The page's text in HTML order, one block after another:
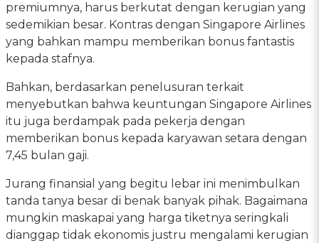
premiumnya, harus berkutat dengan kerugian yang
sedemikian besar. Kontras dengan Singapore Airlines
yang bahkan mampu memberikan bonus fantastis
kepada stafnya.
Bahkan, berdasarkan penelusuran terkait
menyebutkan bahwa keuntungan Singapore Airlines
itu juga berdampak pada pekerja dengan
memberikan bonus kepada karyawan setara dengan
7,45 bulan gaji.
Jurang finansial yang begitu lebar ini menimbulkan
tanda tanya besar di benak banyak pihak. Bagaimana
mungkin maskapai yang harga tiketnya seringkali
dianggap tidak ekonomis justru mengalami kerugian